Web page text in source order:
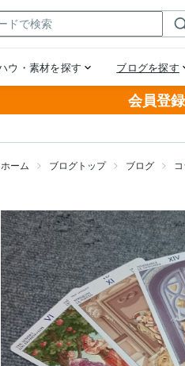
会員登
ホーム ブログトップ ブログ